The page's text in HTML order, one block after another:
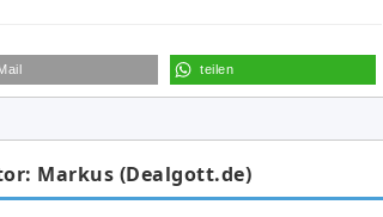
teilen
Markus (Dealgott.de)